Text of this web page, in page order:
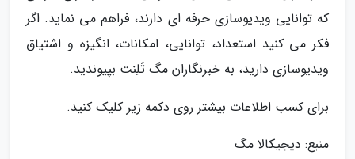
که توانایی ویدیوسازی حرفه ای دارند، فراهم می نماید. اگر
فکر می کنید استعداد، توانایی، امکانات، انگیزه و اشتیاق
ویدیوسازی دارید، به خبرنگاران مگ تَلِنت بپیوندید.
برای کسب اطلاعات بیشتر روی دکمه زیر کلیک کنید.
منبع: دیجیکالا مگ